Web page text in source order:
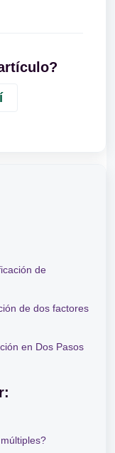
de
de dos factores
en Dos Pasos